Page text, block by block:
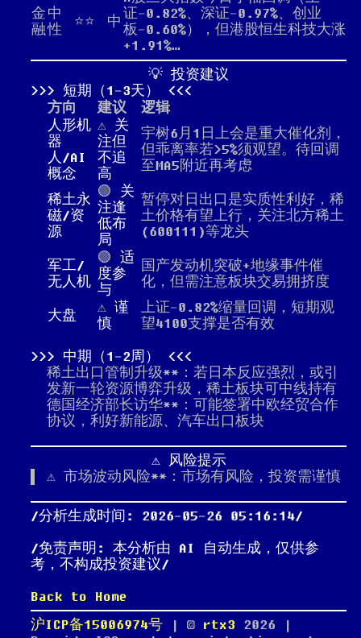
金
融
中
性
⭐⭐ 中 证-0.82%、深证-0.97%、创业
板-0.60%），但港股恒生科技大涨
+1.91%…
💡 投资建议
短期（1-3天）
方向
建议
逻辑
人形机
器
人/AI
概念
⚠️ 关
注但
不追
高
宇树6月1日上会是重大催化剂，
但乖离率若>5%须观望。待回调
至MA5附近再考虑
稀土永
磁/资
源
🟢 关
注逢
低布
局
暂停对日出口是实质性利好，稀
土价格有望上行，关注北方稀土
(600111)等龙头
军工/
无人机
🟢 适
度参
与
国产发动机突破+地缘事件催
化，但需注意板块交易拥挤度
大盘 ⚠️ 谨
慎
上证-0.82%缩量回调，短期观
望4100支撑是否有效
中期（1-2周）
稀土出口管制升级**：若日本反应强烈，或引
发新一轮资源博弈升级，稀土板块可中线持有
德国经济部长访华**：可能签署中欧经贸合作
协议，利好新能源、汽车出口板块
⚠️ 风险提示
⚠️ 市场波动风险**：市场有风险，投资需谨慎
分析生成时间: 2026-05-26 05:16:14
免责声明: 本分析由 AI 自动生成，仅供参
考，不构成投资建议
Back to Home
沪ICP备15006974号 | © rtx3 2026 |